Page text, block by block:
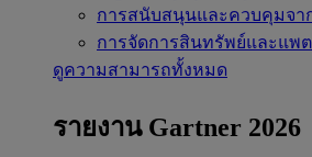
การสนับสนุนและควบคุมจา
การจัดการสินทรัพย์และแพ
ดูความสามารถทั้งหมด
รายงาน Gartner 2026